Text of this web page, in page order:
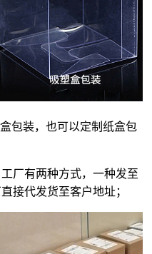
包装，也可以定制纸盒包
厂有两种方式，一种发至
接代发货至客户地址；